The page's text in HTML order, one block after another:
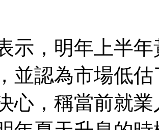
示，明年上半
並認為市場低
心，稱當前就